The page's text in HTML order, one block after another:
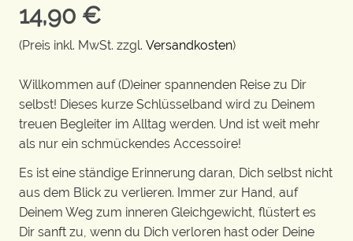
14,90 €
(Preis inkl. MwSt. zzgl. Versandkosten)
Willkommen auf (D)einer spannenden Reise zu Dir
selbst! Dieses kurze Schlüsselband wird zu Deinem
treuen Begleiter im Alltag werden. Und ist weit mehr
als nur ein schmückendes Accessoire!
Es ist eine ständige Erinnerung daran, Dich selbst nicht
aus dem Blick zu verlieren. Immer zur Hand, auf
Deinem Weg zum inneren Gleichgewicht, flüstert es
Dir sanft zu, wenn du Dich verloren hast oder Deine